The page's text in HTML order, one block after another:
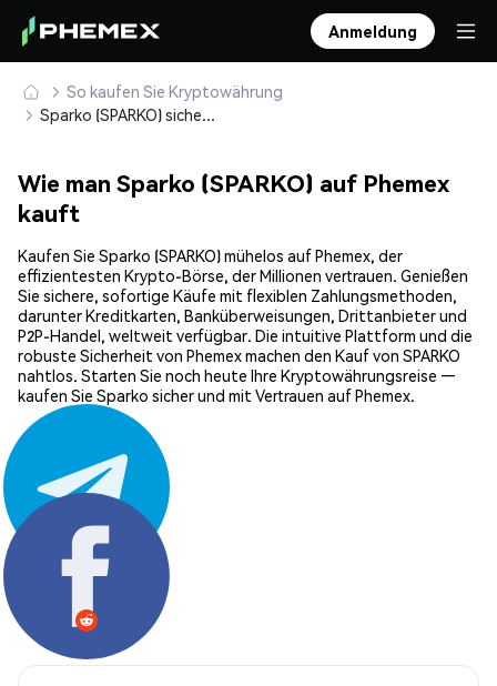
Anmeldung
So kaufen Sie Kryptowährung
Sparko (SPARKO) sicher kaufen und speichern
Wie man Sparko (SPARKO) auf Phemex
kauft
Kaufen Sie Sparko (SPARKO) mühelos auf Phemex, der
effizientesten Krypto-Börse, der Millionen vertrauen. Genießen
Sie sichere, sofortige Käufe mit flexiblen Zahlungsmethoden,
darunter Kreditkarten, Banküberweisungen, Drittanbieter und
P2P-Handel, weltweit verfügbar. Die intuitive Plattform und die
robuste Sicherheit von Phemex machen den Kauf von SPARKO
nahtlos. Starten Sie noch heute Ihre Kryptowährungsreise —
kaufen Sie Sparko sicher und mit Vertrauen auf Phemex.
Teilen: